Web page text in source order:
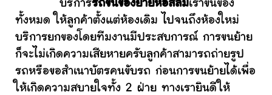
บริการรถขนของย้ายหอสีลมเราขนของ
ทั้งหมด ให้ลูกค้าตั้งแต่ห้องเดิม ไปจนถึงห้องใหม่
บริการยกของโดยทีมงานมีประสบการณ์ การขนย้าย
ก็จะไม่เกิดความเสียหายครับลูกค้าสามารถถ่ายรูป
รถหรือขอสำเนาบัตรคนขับรถ ก่อนการขนย้ายได้เพื่อ
ให้เกิดความสบายใจทั้ง 2 ฝ่าย ทางเรายินดีให้